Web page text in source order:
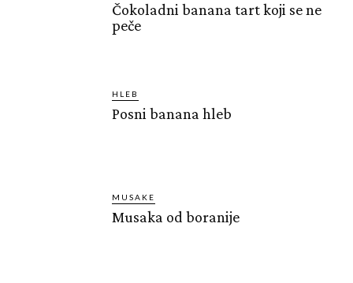
Čokoladni banana tart koji se ne
peče
HLEB
Posni banana hleb
MUSAKE
Musaka od boranije